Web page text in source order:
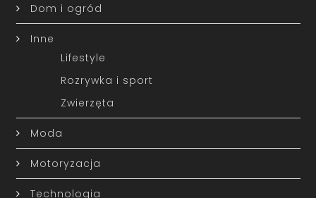
Dom i ogród
Inne
Lifestyle
Rozrywka i sport
Zwierzęta
Moda
Motoryzacja
Technologia